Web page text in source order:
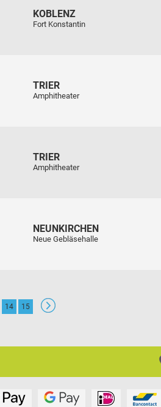
KOBLENZ
Fort Konstantin
TRIER
Amphitheater
TRIER
Amphitheater
NEUNKIRCHEN
Neue Gebläsehalle
14 15